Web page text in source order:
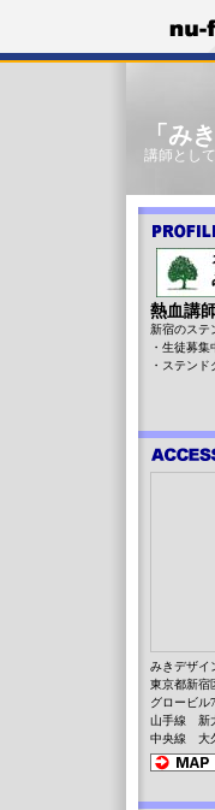
「み
講師とし
熱血講
新宿のステ
・生徒募
・ステン
みきデザイ
東京都新宿
グロービル
山手線 新
中央線 大